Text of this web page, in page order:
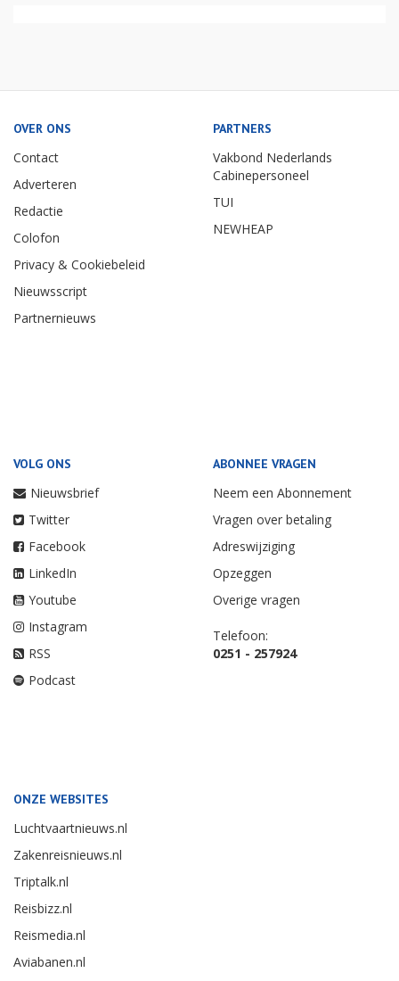
OVER ONS
Contact
Adverteren
Redactie
Colofon
Privacy & Cookiebeleid
Nieuwsscript
Partnernieuws
PARTNERS
Vakbond Nederlands
Cabinepersoneel
TUI
NEWHEAP
VOLG ONS
Nieuwsbrief
Twitter
Facebook
LinkedIn
Youtube
Instagram
RSS
Podcast
ABONNEE VRAGEN
Neem een Abonnement
Vragen over betaling
Adreswijziging
Opzeggen
Overige vragen
Telefoon:
0251 - 257924
ONZE WEBSITES
Luchtvaartnieuws.nl
Zakenreisnieuws.nl
Triptalk.nl
Reisbizz.nl
Reismedia.nl
Aviabanen.nl